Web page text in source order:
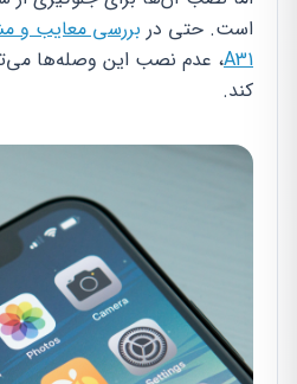
است. حتی در بررسی معایب و
A31، عدم نصب این وصله‌ها
کند.